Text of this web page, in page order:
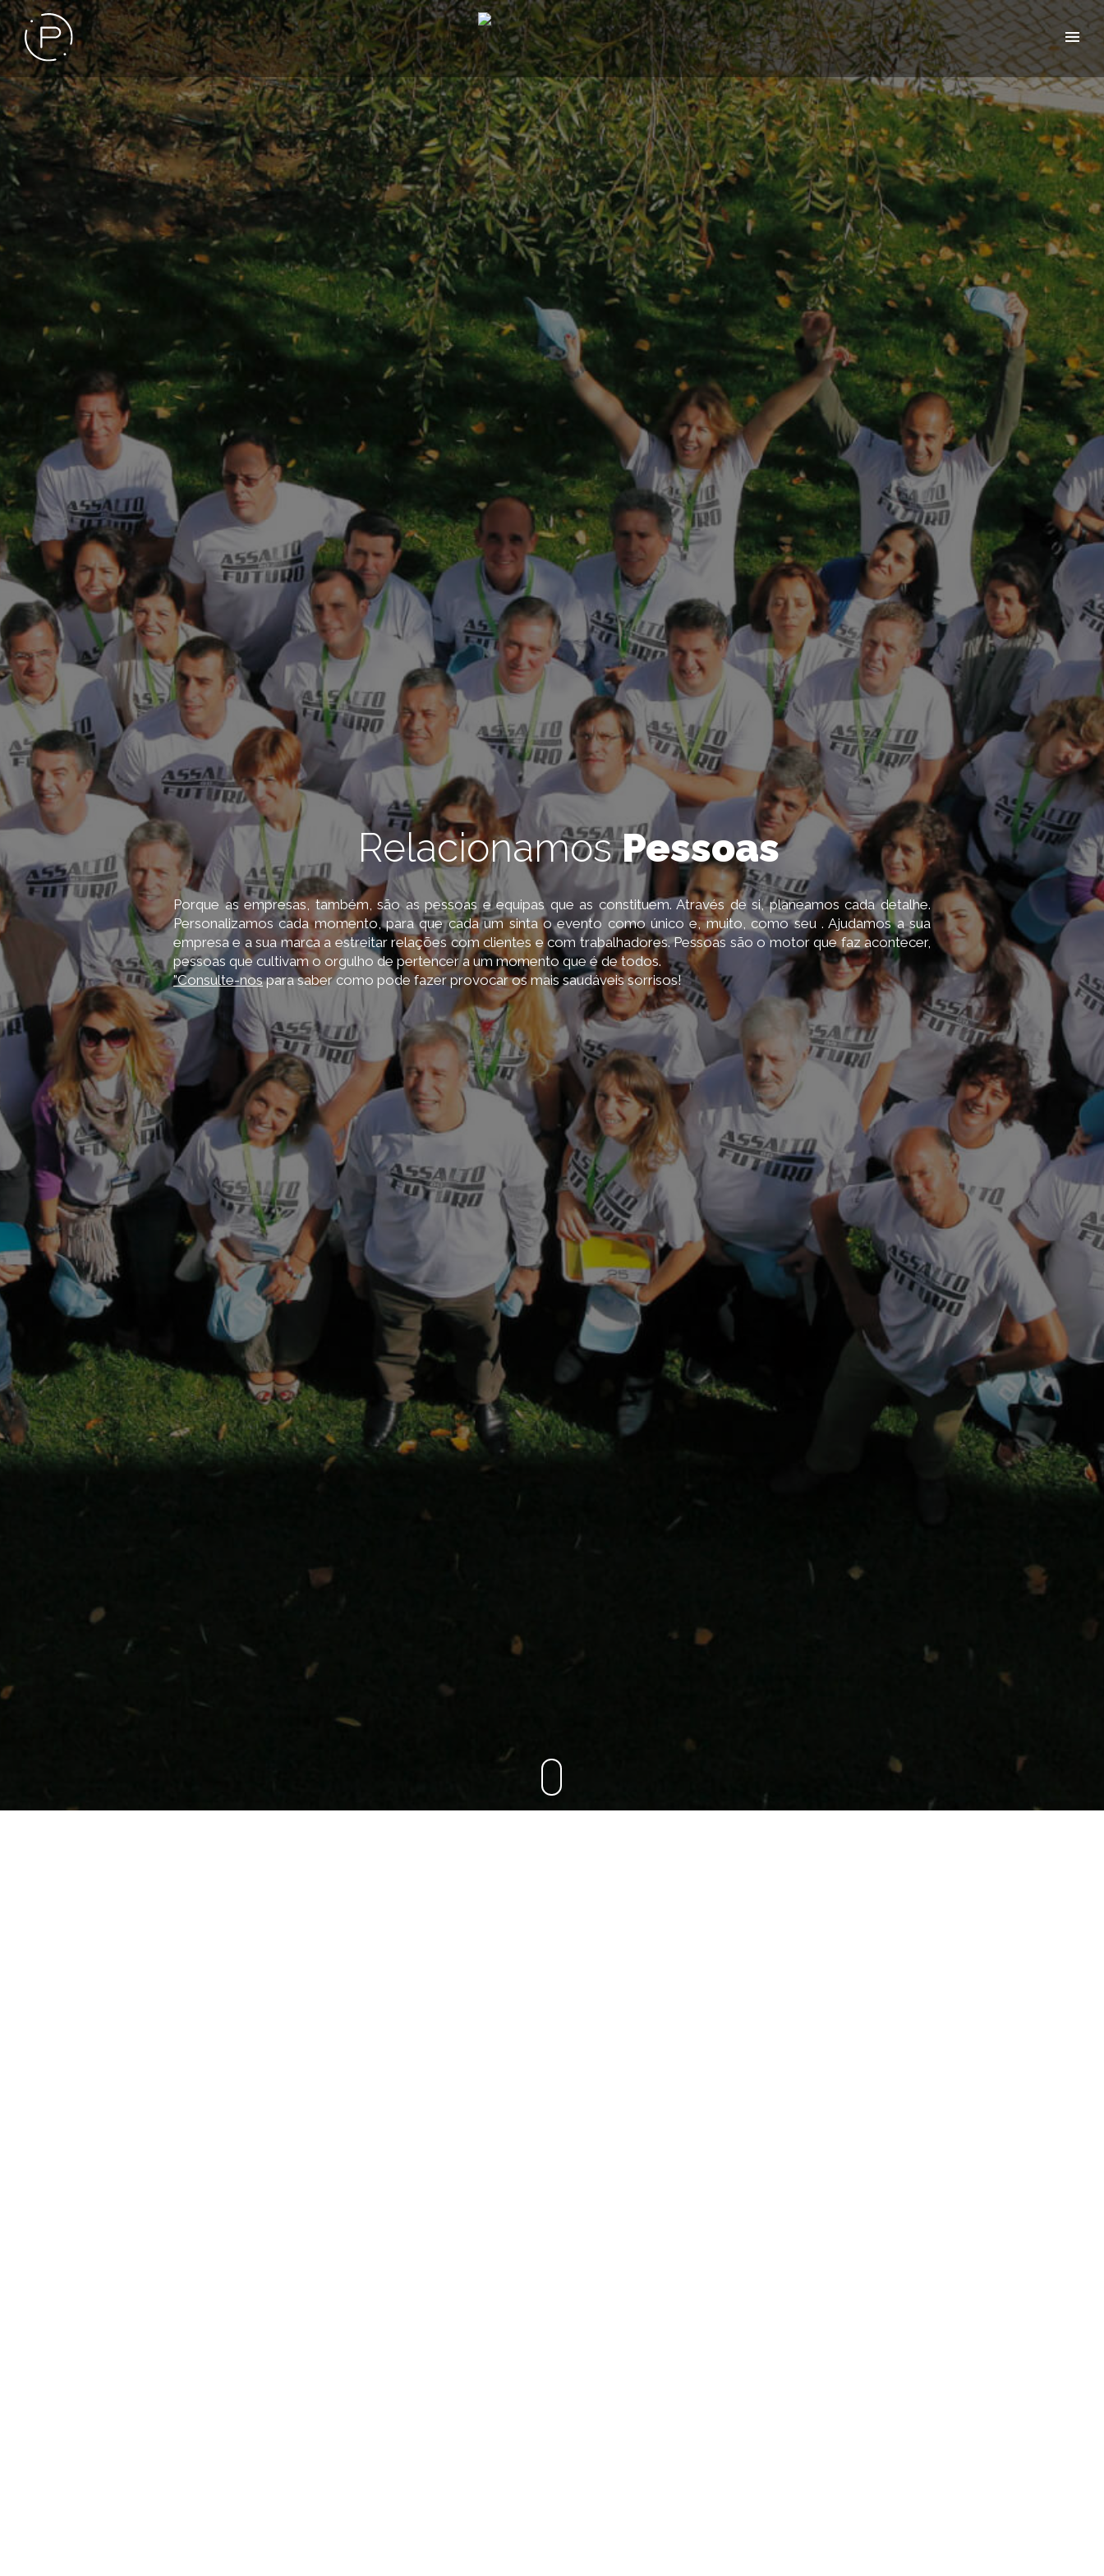
Criamos Experiências
Proporcionamos Memórias
Cruzamos Mundo
Produzimos Eventos
Relacionamos Pessoas
Galeria de Fotos
Contactos
Integre o STAFF da Pólis
Porque as empresas, também, são as pessoas e equipas que as constituem. Através de si, planeamos cada detalhe.
Personalizamos cada momento, para que cada um sinta o evento como único e, muito, como seu . Ajudamos a sua
empresa e a sua marca a estreitar relações com clientes e com trabalhadores. Pessoas são o motor que faz acontecer,
pessoas que cultivam o orgulho de pertencer a um momento que é de todos.
"Consulte-nospara saber como pode fazer provocar os mais saudáveis sorrisos!
RelacionamosPessoas